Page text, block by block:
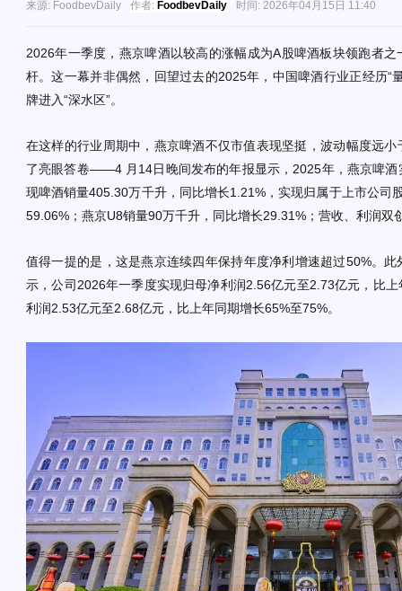
来源: FoodbevDaily 作者: FoodbevDaily 时间: 2026年04月15日 11:40
2026年一季度，燕京啤酒以较高的涨幅成为A股啤酒板块领跑者
杆。这一幕并非偶然，回望过去的2025年，中国啤酒行业正经历“
牌进入“深水区”。
在这样的行业周期中，燕京啤酒不仅市值表现坚挺，波动幅度远
了亮眼答卷——4 月14日晚间发布的年报显示，2025年，燕京啤酒
现啤酒销量405.30万千升，同比增长1.21%，实现归属于上市公司
59.06%；燕京U8销量90万千升，同比增长29.31%；营收、利润双
值得一提的是，这是燕京连续四年保持年度净利增速超过50%。
示，公司2026年一季度实现归母净利润2.56亿元至2.73亿元，比
利润2.53亿元至2.68亿元，比上年同期增长65%至75%。